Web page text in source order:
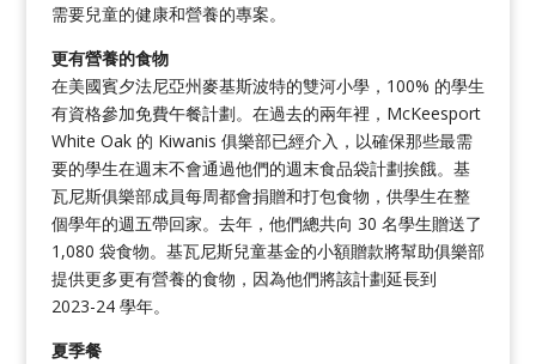
需要兒童的健康和營養的專案。
更有營養的食物
在美國賓夕法尼亞州麥基斯波特的雙河小學，100% 的學生
有資格參加免費午餐計劃。在過去的兩年裡，McKeesport
White Oak 的 Kiwanis 俱樂部已經介入，以確保那些最需
要的學生在週末不會通過他們的週末食品袋計劃挨餓。基
瓦尼斯俱樂部成員每周都會捐贈和打包食物，供學生在整
個學年的週五帶回家。去年，他們總共向 30 名學生贈送了
1,080 袋食物。基瓦尼斯兒童基金的小額贈款將幫助俱樂部
提供更多更有營養的食物，因為他們將該計劃延長到
2023-24 學年。
夏季餐